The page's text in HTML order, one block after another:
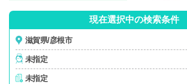
現在選択中の検索条件
滋賀県/彦根市
未指定
未指定